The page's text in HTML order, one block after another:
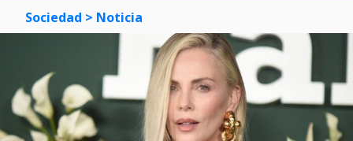
Sociedad > Noticia